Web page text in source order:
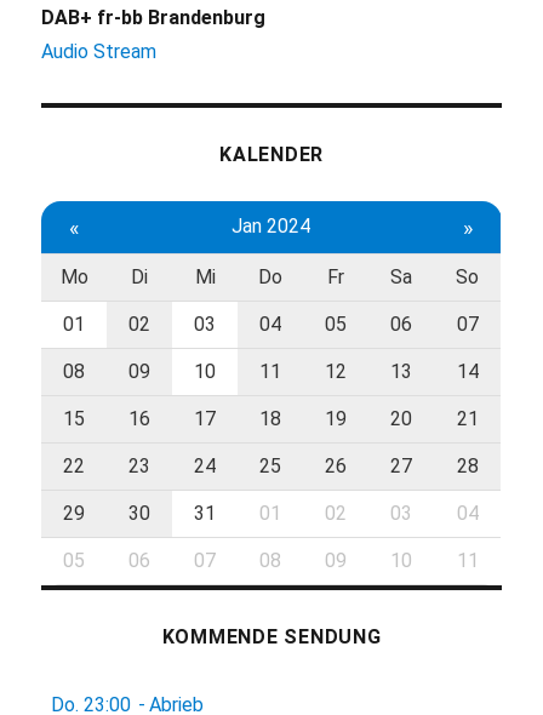
DAB+ fr-bb Brandenburg
Audio Stream
KALENDER
« Jan 2024 »
Mo Di Mi Do Fr Sa So
01 02 03 04 05 06 07
08 09 10 11 12 13 14
15 16 17 18 19 20 21
22 23 24 25 26 27 28
29 30 31 01 02 03 04
05 06 07 08 09 10 11
KOMMENDE SENDUNG
Do. 23:00 - Abrieb